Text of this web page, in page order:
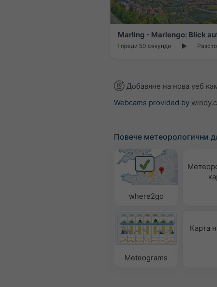
преди 50 секунди
Добавяне на нова уеб
Webcams provided by
Повече метеорологични
where2go
Meteograms
Карта